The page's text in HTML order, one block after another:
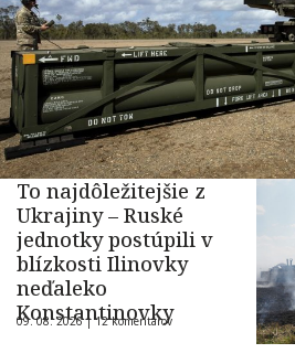
To najdôležitejšie z
Ukrajiny – Ruské
jednotky postúpili v
blízkosti Ilinovky
neďaleko
Konstantinovky
09. 08. 2026 |12 komentárov